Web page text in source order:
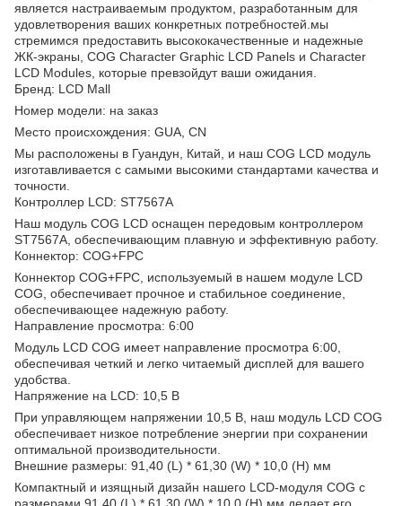
является настраиваемым продуктом, разработанным для
удовлетворения ваших конкретных потребностей.мы
стремимся предоставить высококачественные и надежные
ЖК-экраны, COG Character Graphic LCD Panels и Character
LCD Modules, которые превзойдут ваши ожидания.
Бренд: LCD Mall
Номер модели: на заказ
Место происхождения: GUA, CN
Мы расположены в Гуандун, Китай, и наш COG LCD модуль
изготавливается с самыми высокими стандартами качества и
точности.
Контроллер LCD: ST7567A
Наш модуль COG LCD оснащен передовым контроллером
ST7567A, обеспечивающим плавную и эффективную работу.
Коннектор: COG+FPC
Коннектор COG+FPC, используемый в нашем модуле LCD
COG, обеспечивает прочное и стабильное соединение,
обеспечивающее надежную работу.
Направление просмотра: 6:00
Модуль LCD COG имеет направление просмотра 6:00,
обеспечивая четкий и легко читаемый дисплей для вашего
удобства.
Напряжение на LCD: 10,5 В
При управляющем напряжении 10,5 В, наш модуль LCD COG
обеспечивает низкое потребление энергии при сохранении
оптимальной производительности.
Внешние размеры: 91,40 (L) * 61,30 (W) * 10,0 (H) мм
Компактный и изящный дизайн нашего LCD-модуля COG с